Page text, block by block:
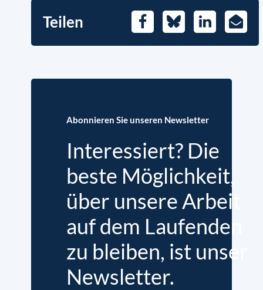
Teilen FacebookBlueskyLinkedIn
E-
Mail
Abonnieren Sie unseren Newsletter
Interessiert? Die
beste Möglichkeit,
über unsere Arbeit
auf dem Laufenden
zu bleiben, ist unser
Newsletter.